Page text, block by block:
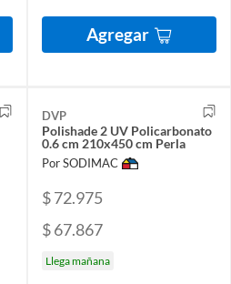
Agregar
DVP
Polishade 2 UV Policarbonato
0.6 cm 210x450 cm Perla
Por SODIMAC
$ 72.975
$ 67.867
Llega mañana